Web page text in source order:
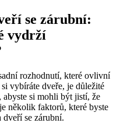
se zárubní:
vydrží
rozhodnutí, které ovlivní
vybíráte dveře, je důležité
si mohli být jistí, že
několik faktorů, které byste
se zárubní.